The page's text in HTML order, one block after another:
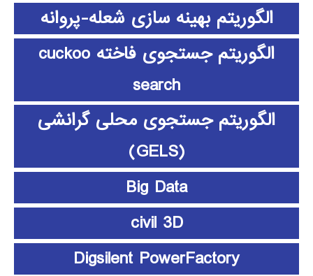
الگوریتم بهینه سازی شعله-پروانه
الگوریتم جستجوی فاخته cuckoo
search
الگوریتم جستجوی محلی گرانشی
(GELS)
Big Data
civil 3D
Digsilent PowerFactory